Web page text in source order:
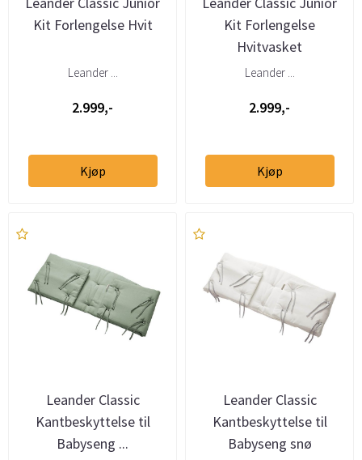
Kit Forlengelse Hvit
Leander ...
2.999,-
Kjøp
Kit Forlengelse
Hvitvasket
Leander ...
2.999,-
Kjøp
Leander Classic
Kantbeskyttelse til
Babyseng ...
Leander Classic
Kantbeskyttelse til
Babyseng snø